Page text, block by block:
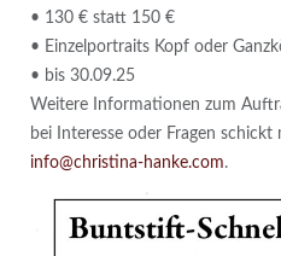
• 130 € statt 150 €
• Einzelportraits Kopf oder
• bis 30.09.25
Weitere Informationen zum
bei Interesse oder Fragen schickt
info@christina-hanke.com.